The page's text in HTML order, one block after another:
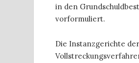
in den
vorformuliert.
Die Instanzgerichte